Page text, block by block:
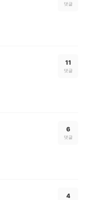
댓글
11
댓글
6
댓글
4